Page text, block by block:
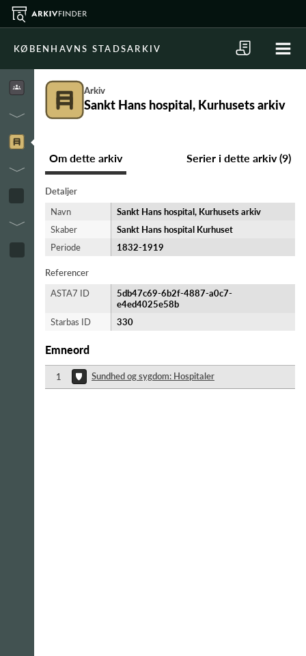
KØBENHAVNS STADSARKIV
Arkiv
Sankt Hans hospital, Kurhusets arkiv
Om dette arkiv Serier i dette arkiv (9)
Detaljer
Navn
Sankt Hans hospital, Kurhusets arkiv
Skaber
Sankt Hans hospital Kurhuset
Periode
1832-​1919
Referencer
ASTA7 ID
5db47c69-6b2f-4887-a0c7-
e4ed4025e58b
Starbas ID
330
Emneord
1 Sundhed og sygdom: Hospitaler